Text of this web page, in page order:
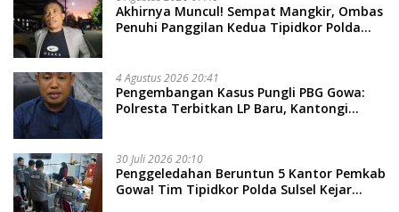
Akhirnya Muncul! Sempat Mangkir, Ombas
Penuhi Panggilan Kedua Tipidkor Polda
4 Agustus 2026 20:41
Pengembangan Kasus Pungli PBG Gowa:
Polresta Terbitkan LP Baru, Kantongi
30 Juli 2026 20:10
Penggeledahan Beruntun 5 Kantor Pemkab
Gowa! Tim Tipidkor Polda Sulsel Kejar